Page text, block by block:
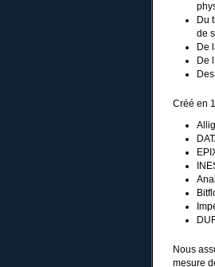
Du
de
De
De
Créé en
Nous
mesure